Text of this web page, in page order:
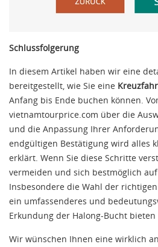
Schlussfolgerung
In diesem Artikel haben wir eine
bereitgestellt, wie Sie eine
Anfang bis Ende buchen können.
vietnamtourprice.com über die
und die Anpassung Ihrer
endgültigen Bestätigung wird alles
erklärt. Wenn Sie diese Schritte
vermeiden und sich bestmöglich
Insbesondere die Wahl der
ein umfassenderes und
Erkundung der Halong-Bucht bieten
Wir wünschen Ihnen eine wirklich